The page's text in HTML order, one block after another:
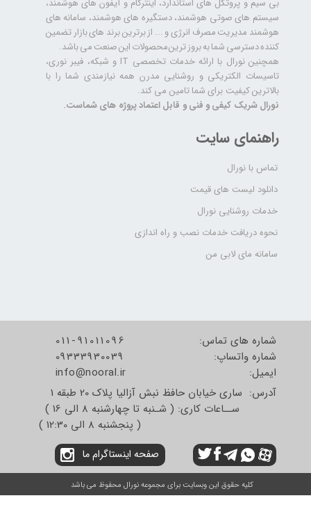
راهنمای سایت
تماس با نورال
دانلود لیست های قیمت
خدمات روشنایی نورال
نحوه دریافت خدمات نصب و راه اندازی
سامانه مای لابی من
بی سیم و پروتکل های استاندارد، اینترکام و آیفون های هوشمند،
سیستم های صوتی هوشمند، دستگیره های هوشمند، سامانه های
هوشمند مدیریت مصرف انرژی و ... از برترین برند های بازار تضمین
کننده دسترسی شما به بروز ترین محصولات این صنعت می باشد.
همچنین نورال با ارائه خدمات تخصصی IT و شبکه، فیبر نوری،
تاسیسات الکتریکی و روشنایی مدرن همه نیازمندی شما را با
بالاترین کیفیت برای شما تامین می کند.
نورال شریک کیفی و فنی و قابل اعتماد پروژه های شماست.
شماره های تماس:
شماره واتساپ:
​​​​​​​ایمیل:
011-91011096
09333930039
info@nooral.ir
آدرس: ساری خیابان حافظ نبش آزالیا پلاک 20 طبقه 1
ســاعات کاری: ( شـنبه تا چهارشنبه 8 الی 16 )
( پنجشنبه 8 الی 12:30 )
صفحه اینستاگرام ما
کلیه حقوق این وبسایت برای مجموعه نورال محفوظ می باشد